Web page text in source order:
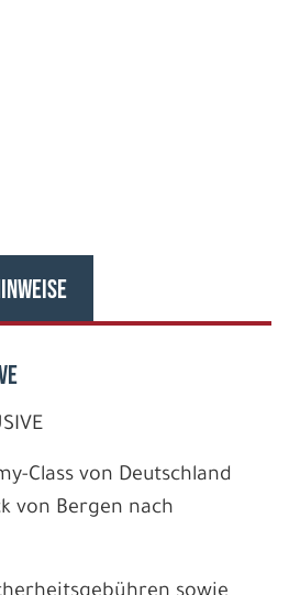
Class von Deutschland
von Bergen nach